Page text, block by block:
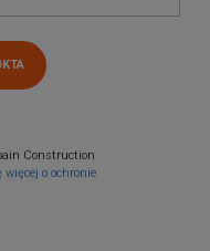
Construction
więcej o ochronie